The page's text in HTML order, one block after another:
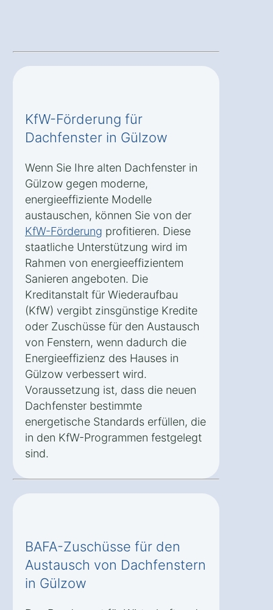
KfW-Förderung für
Dachfenster in Gülzow
Wenn Sie Ihre alten Dachfenster in
Gülzow gegen moderne,
energieeffiziente Modelle
austauschen, können Sie von der
KfW-Förderung profitieren. Diese
staatliche Unterstützung wird im
Rahmen von energieeffizientem
Sanieren angeboten. Die
Kreditanstalt für Wiederaufbau
(KfW) vergibt zinsgünstige Kredite
oder Zuschüsse für den Austausch
von Fenstern, wenn dadurch die
Energieeffizienz des Hauses in
Gülzow verbessert wird.
Voraussetzung ist, dass die neuen
Dachfenster bestimmte
energetische Standards erfüllen, die
in den KfW-Programmen festgelegt
sind.
BAFA-Zuschüsse für den
Austausch von Dachfenstern
in Gülzow